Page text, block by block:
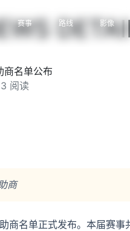
赛事 路线 影像
商名单公布
阅读
商
商名单正式发布。本届赛